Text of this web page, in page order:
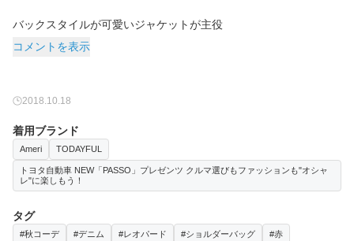
バックスタイルが可愛いジャケットが主役
コメントを表示
2018.10.18
着用ブランド
Ameri TODAYFUL
トヨタ自動車 NEW「PASSO」プレゼンツ クルマ選びもファッションも"オシャ
レ"に楽しもう！
タグ
#秋コーデ #デニム #レオパード #ショルダーバッグ #赤